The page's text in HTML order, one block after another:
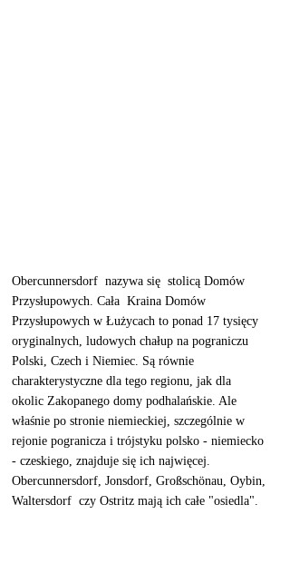
Obercunnersdorf  nazywa się  stolicą Domów
Przysłupowych. Cała  Kraina Domów
Przysłupowych w Łużycach to ponad 17 tysięcy
oryginalnych, ludowych chałup na pograniczu
Polski, Czech i Niemiec. Są równie
charakterystyczne dla tego regionu, jak dla
okolic Zakopanego domy podhalańskie. Ale
właśnie po stronie niemieckiej, szczególnie w
rejonie pogranicza i trójstyku polsko - niemiecko
- czeskiego, znajduje się ich najwięcej.
Obercunnersdorf, Jonsdorf, Großschönau, Oybin,
Waltersdorf  czy Ostritz mają ich całe "osiedla".